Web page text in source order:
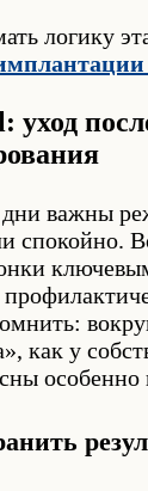
логику
важны
спокойно.
как у
особенно